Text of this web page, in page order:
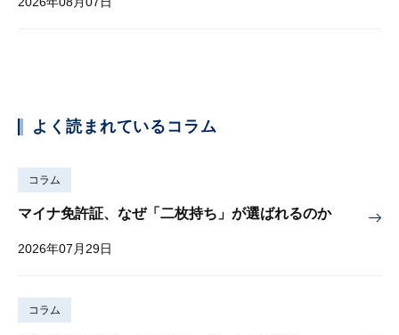
よく読まれているコラム
コラム
マイナ免許証、なぜ「二枚持ち」が選ばれるのか
2026年07月29日
コラム